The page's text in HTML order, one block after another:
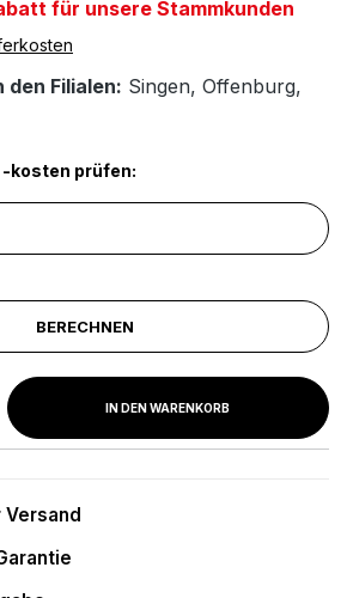
für unsere Stammkunden
den Filialen: Singen, Offenburg,
-kosten prüfen:
BERECHNEN
Gib den
IN DEN WARENKORB